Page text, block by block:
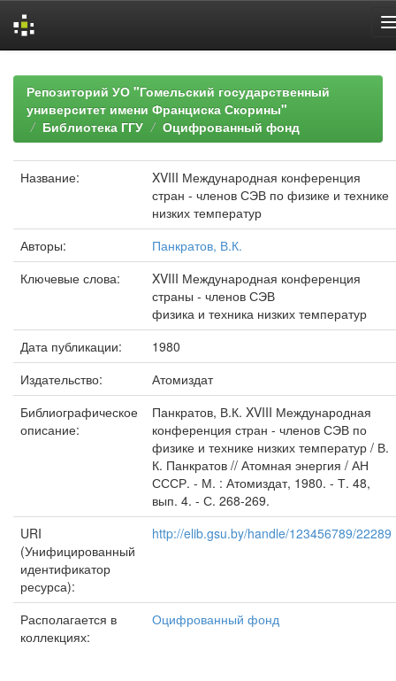
navigationРепозиторий УО "Гомельский государственный
университет имени Франциска Скорины"
Библиотека ГГУ
Оцифрованный фонд
Название:
XVIII Международная конференция
стран - членов СЭВ по физике и технике
низких температур
Авторы:
Панкратов, В.К.
Ключевые слова:
XVIII Международная конференция
страны - членов СЭВ
физика и техника низких температур
Дата публикации:
1980
Издательство:
Атомиздат
Библиографическое
описание:
Панкратов, В.К. XVIII Международная
конференция стран - членов СЭВ по
физике и технике низких температур / В.
К. Панкратов // Атомная энергия / АН
СССР. - М. : Атомиздат, 1980. - Т. 48,
вып. 4. - С. 268-269.
URI
(Унифицированный
идентификатор
ресурса):
http://elib.gsu.by/handle/123456789/22289
Располагается в
коллекциях:
Оцифрованный фонд